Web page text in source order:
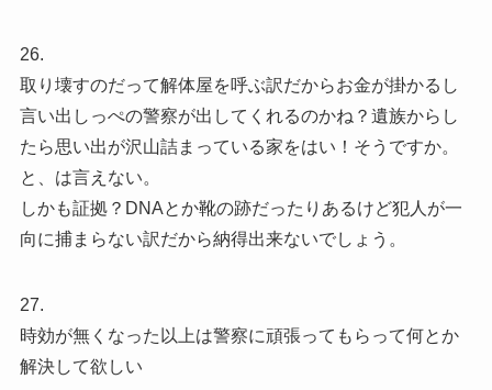
26.
取り壊すのだって解体屋を呼ぶ訳だからお金が掛かるし
言い出しっぺの警察が出してくれるのかね？遺族からし
たら思い出が沢山詰まっている家をはい！そうですか。
と、は言えない。
しかも証拠？DNAとか靴の跡だったりあるけど犯人が一
向に捕まらない訳だから納得出来ないでしょう。
27.
時効が無くなった以上は警察に頑張ってもらって何とか
解決して欲しい